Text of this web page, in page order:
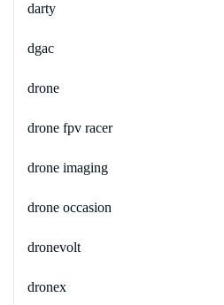
darty
dgac
drone
drone fpv racer
drone imaging
drone occasion
dronevolt
dronex